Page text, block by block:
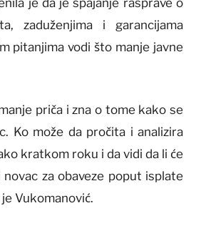
zaduženjima i garancijama
pitanjima vodi što manje javne
priča i zna o tome kako se
Ko može da pročita i analizira
kratkom roku i da vidi da li će
za obaveze poput isplate
Vukomanović.